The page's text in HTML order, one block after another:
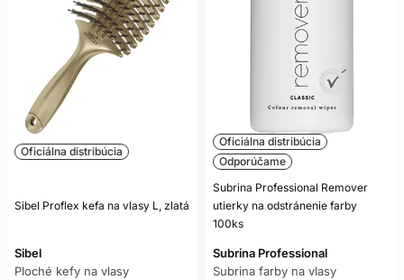
Oficiálna distribúcia
Sibel Proflex kefa na vlasy L, zlatá
Sibel
Ploché kefy na vlasy
Oficiálna distribúcia
Odporúčame
Subrina Professional Remover
utierky na odstránenie farby
100ks
Subrina Professional
Subrina farby na vlasy